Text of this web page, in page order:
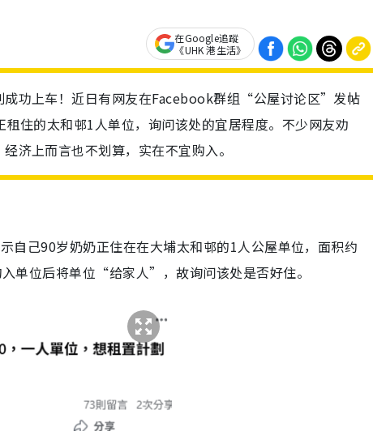
在Google追蹤
《UHK 港生活》
功上车！近日有网友在Facebook群组“公屋讨论区”发帖
住的太和邨1人单位，询问该处的宜居程度。不少网友劝
济上而言也不划算，实在不宜购入。
己90岁奶奶正住在在大埔太和邨的1人公屋单位，面积约
单位后将单位“给家人”，故询问该处是否好住。